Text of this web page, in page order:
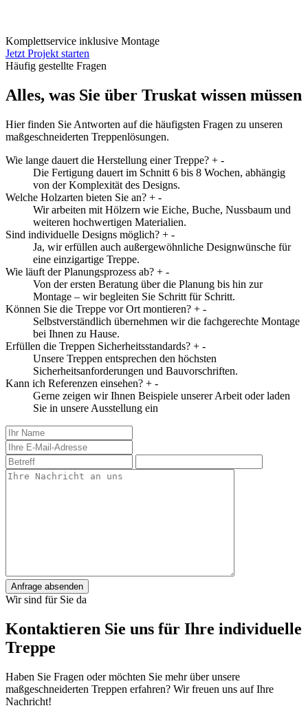
Komplettservice inklusive Montage
Jetzt Projekt starten
Häufig gestellte Fragen
Alles, was Sie über Truskat wissen müssen
Hier finden Sie Antworten auf die häufigsten Fragen zu unseren
maßgeschneiderten Treppenlösungen.
Wie lange dauert die Herstellung einer Treppe? + -
Die Fertigung dauert im Schnitt 6 bis 8 Wochen, abhängig
von der Komplexität des Designs.
Welche Holzarten bieten Sie an? + -
Wir arbeiten mit Hölzern wie Eiche, Buche, Nussbaum und
weiteren hochwertigen Materialien.
Sind individuelle Designs möglich? + -
Ja, wir erfüllen auch außergewöhnliche Designwünsche für
eine einzigartige Treppe.
Wie läuft der Planungsprozess ab? + -
Von der ersten Beratung über die Planung bis hin zur
Montage – wir begleiten Sie Schritt für Schritt.
Können Sie die Treppe vor Ort montieren? + -
Selbstverständlich übernehmen wir die fachgerechte Montage
bei Ihnen zu Hause.
Erfüllen die Treppen Sicherheitsstandards? + -
Unsere Treppen entsprechen den höchsten
Sicherheitsanforderungen und Bauvorschriften.
Kann ich Referenzen einsehen? + -
Gerne zeigen wir Ihnen Beispiele unserer Arbeit oder laden
Sie in unsere Ausstellung ein
Anfrage absenden
Wir sind für Sie da
Kontaktieren Sie uns für Ihre individuelle
Treppe
Haben Sie Fragen oder möchten Sie mehr über unsere
maßgeschneiderten Treppen erfahren? Wir freuen uns auf Ihre
Nachricht!